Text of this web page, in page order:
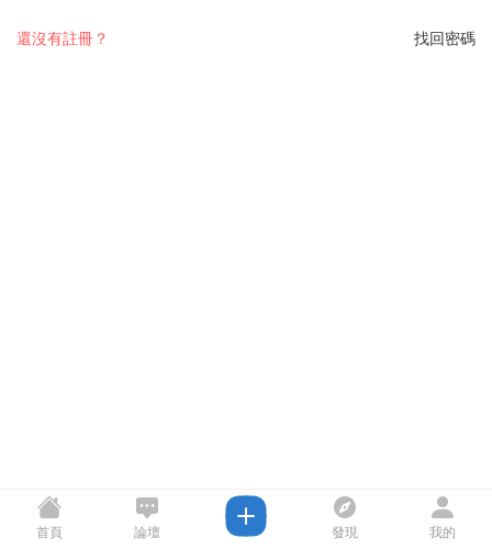
找回密碼
還沒有註冊？
首頁 論壇 發現 我的